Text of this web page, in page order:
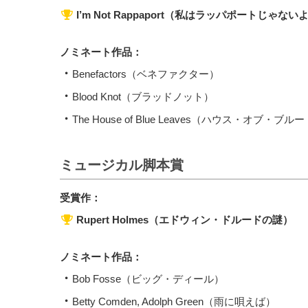
I’m Not Rappaport（私はラッパポートじゃないよ
ノミネート作品：
Benefactors（ベネファクター）
Blood Knot（ブラッドノット）
The House of Blue Leaves（ハウス・オブ・ブルー
ミュージカル脚本賞
受賞作：
Rupert Holmes（エドウィン・ドルードの謎）
ノミネート作品：
Bob Fosse（ビッグ・ディール）
Betty Comden, Adolph Green（雨に唄えば）